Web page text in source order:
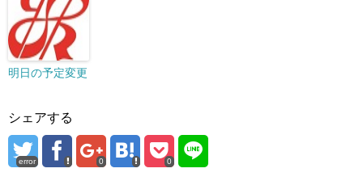
明日の予定変更
シェアする
error 0 0